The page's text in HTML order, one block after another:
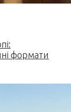
формати